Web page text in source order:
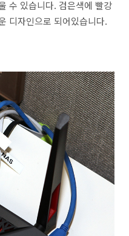
수 있습니다. 검은색에 빨강
디자인으로 되어있습니다.